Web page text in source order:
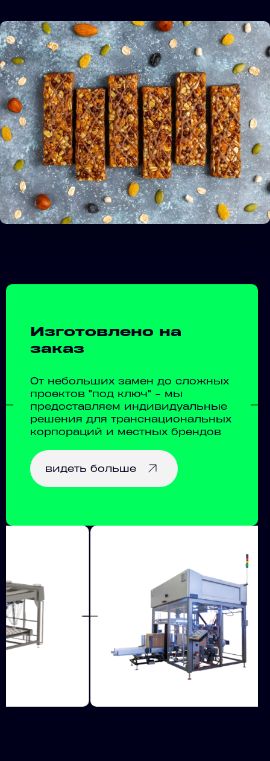
Изготовлено на
заказ
От небольших замен до сложных
проектов "под ключ" - мы
предоставляем индивидуальные
решения для транснациональных
корпораций и местных брендов
видеть больше